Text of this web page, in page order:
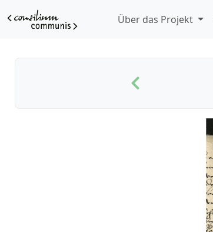
Über das Projekt